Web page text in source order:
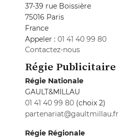
37-39 rue Boissière
75016 Paris
France
Appeler : 01 41 40 99 80
Contactez-nous
Régie Publicitaire
Régie Nationale
GAULT&MILLAU
01 41 40 99 80 (choix 2)
partenariat@gaultmillau.fr
Régie Régionale